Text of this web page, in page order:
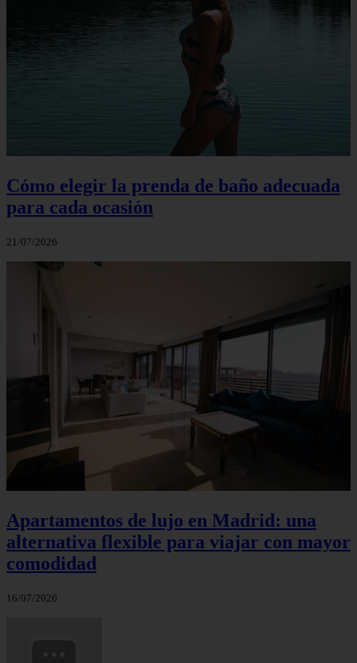
Cómo elegir la prenda de baño adecuada
para cada ocasión
21/07/2026
Apartamentos de lujo en Madrid: una
alternativa flexible para viajar con mayor
comodidad
16/07/2026